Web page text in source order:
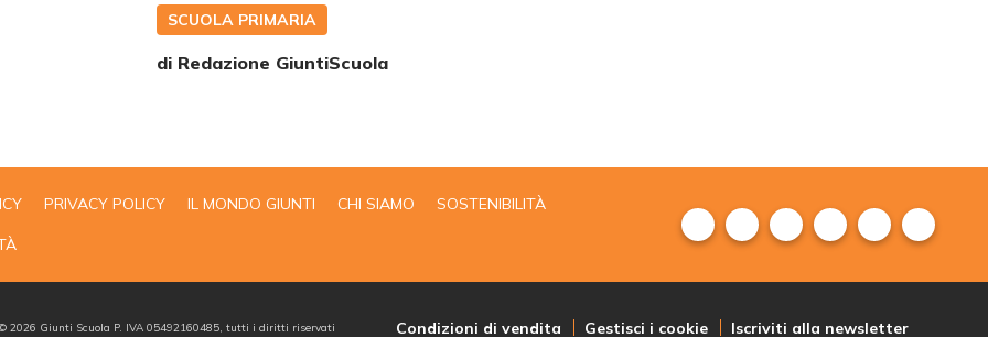
SCUOLA PRIMARIA
di Redazione GiuntiScuola
PRIVACY POLICY IL MONDO GIUNTI CHI SIAMO SOSTENIBILITÀ
2026 Giunti Scuola P. IVA 05492160485, tutti i diritti riservati Condizioni di vendita Gestisci i cookie Iscriviti alla newsletter